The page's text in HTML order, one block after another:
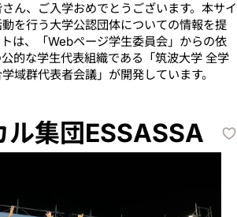
ん、ご入学おめでとうございます。本サイ
を行う大学公認団体についての情報を提
は、「Webページ学生委員会」からの依
的な学生代表組織である「筑波大学 全学
域群代表者会議」が開発しています。
じかるしゅうだんえっさっさ
ル集団ESSASSA